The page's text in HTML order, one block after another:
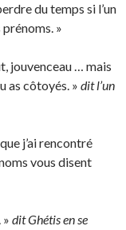
du temps si l’un
»
jouvenceau … mais
as côtoyés. » dit l’un
j’ai rencontré
vous disent
dit Ghétis en se